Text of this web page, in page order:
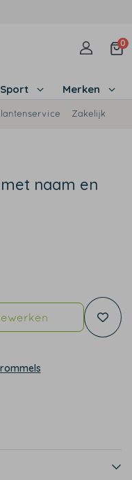
0
Sport Merken
Zakelijk
naam en